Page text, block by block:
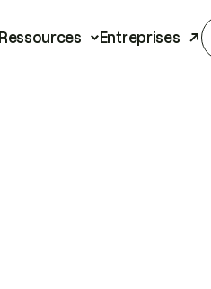
Ressources Entreprises